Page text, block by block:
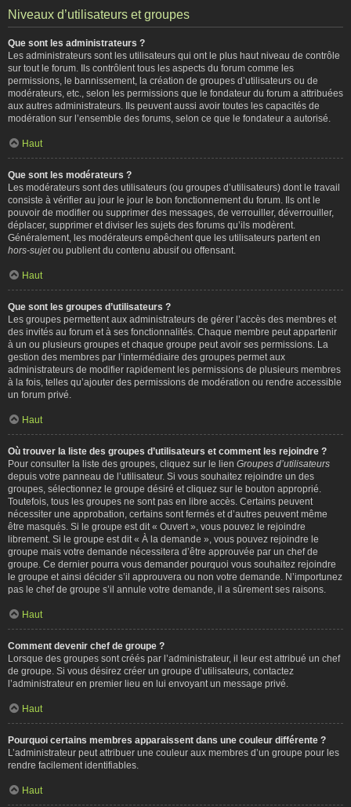
Niveaux d’utilisateurs et groupes
Que sont les administrateurs ?
Les administrateurs sont les utilisateurs qui ont le plus haut niveau de contrôle
sur tout le forum. Ils contrôlent tous les aspects du forum comme les
permissions, le bannissement, la création de groupes d’utilisateurs ou de
modérateurs, etc., selon les permissions que le fondateur du forum a attribuées
aux autres administrateurs. Ils peuvent aussi avoir toutes les capacités de
modération sur l’ensemble des forums, selon ce que le fondateur a autorisé.
Haut
Que sont les modérateurs ?
Les modérateurs sont des utilisateurs (ou groupes d’utilisateurs) dont le travail
consiste à vérifier au jour le jour le bon fonctionnement du forum. Ils ont le
pouvoir de modifier ou supprimer des messages, de verrouiller, déverrouiller,
déplacer, supprimer et diviser les sujets des forums qu’ils modèrent.
Généralement, les modérateurs empêchent que les utilisateurs partent en
hors-sujetou publient du contenu abusif ou offensant.
Haut
Que sont les groupes d’utilisateurs ?
Les groupes permettent aux administrateurs de gérer l’accès des membres et
des invités au forum et à ses fonctionnalités. Chaque membre peut appartenir
à un ou plusieurs groupes et chaque groupe peut avoir ses permissions. La
gestion des membres par l’intermédiaire des groupes permet aux
administrateurs de modifier rapidement les permissions de plusieurs membres
à la fois, telles qu’ajouter des permissions de modération ou rendre accessible
un forum privé.
Haut
Où trouver la liste des groupes d’utilisateurs et comment les rejoindre ?
Pour consulter la liste des groupes, cliquez sur le lien Groupes d’utilisateurs
depuis votre panneau de l’utilisateur. Si vous souhaitez rejoindre un des
groupes, sélectionnez le groupe désiré et cliquez sur le bouton approprié.
Toutefois, tous les groupes ne sont pas en libre accès. Certains peuvent
nécessiter une approbation, certains sont fermés et d’autres peuvent même
être masqués. Si le groupe est dit « Ouvert », vous pouvez le rejoindre
librement. Si le groupe est dit « À la demande », vous pouvez rejoindre le
groupe mais votre demande nécessitera d’être approuvée par un chef de
groupe. Ce dernier pourra vous demander pourquoi vous souhaitez rejoindre
le groupe et ainsi décider s’il approuvera ou non votre demande. N’importunez
pas le chef de groupe s’il annule votre demande, il a sûrement ses raisons.
Haut
Comment devenir chef de groupe ?
Lorsque des groupes sont créés par l’administrateur, il leur est attribué un chef
de groupe. Si vous désirez créer un groupe d’utilisateurs, contactez
l’administrateur en premier lieu en lui envoyant un message privé.
Haut
Pourquoi certains membres apparaissent dans une couleur différente ?
L’administrateur peut attribuer une couleur aux membres d’un groupe pour les
rendre facilement identifiables.
Haut